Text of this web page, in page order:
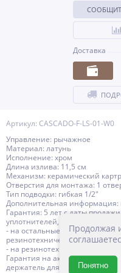
Артикул: CASCADO-F-LS-01-W0
Управление: рычажное
Материал: латунь
Исполнение: хром
Длина излива: 11,5 см
Механизм: керамический
Отверстия для монтажа: 1
Тип подводки: гибкая 1/2"
Дополнительная информация:
Гарантия: 5 лет с даты
уплотнителей, шлангов,
- на остальные комплектующие
резинотехнических изделий -
- на резинотехнические
Гарантия на аксессуары к
держатель для лейки)
Доставка
Продолжая
Понятно